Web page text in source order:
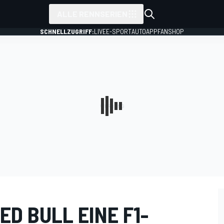
SCHNELLZUGRIFF:LIVEE-SPORTAUTOAPPFANSHOP
BULL EINE F1-